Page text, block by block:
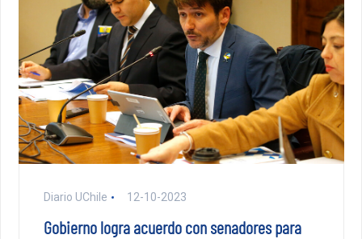
Diario UChile 12-10-2023
Gobierno logra acuerdo con senadores para